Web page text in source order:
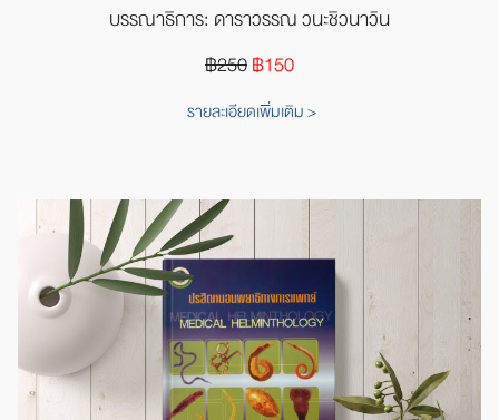
บรรณาธิการ: ดาราวรรณ วนะชิวนาวิน
฿250฿150
รายละเอียดเพิ่มเติม >